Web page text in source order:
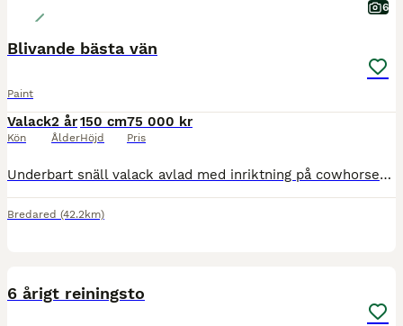
6
Blivande bästa vän
Paint
Valack
Kön
2 år
Ålder
150 cm
Höjd
75 000 kr
Pris
Underbart snäll valack avlad med inriktning på cowhorse/reining/ranchklasser. Korrekt och välbyggd, redo att börja ”skolan” (ännu ej startad). Snäll att leda, binda upp och verka. Van att gå på lösdr
Bredared (42.2km)
6 årigt reiningsto